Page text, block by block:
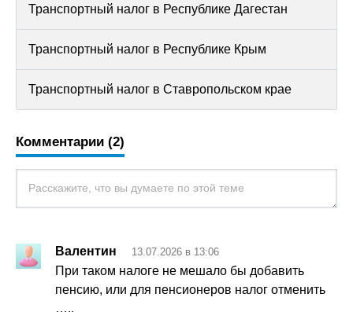
Транспортный налог в Республике Дагестан
Транспортный налог в Республике Крым
Транспортный налог в Ставропольском крае
Комментарии (2)
Валентин 13.07.2026 в 13:06
При таком налоге не мешало бы добавить
пенсию, или для пенсионеров налог отменить
…..